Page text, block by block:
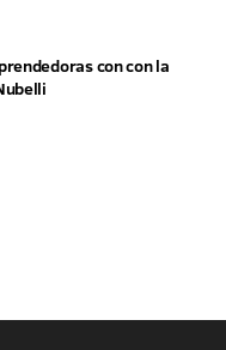
con con la